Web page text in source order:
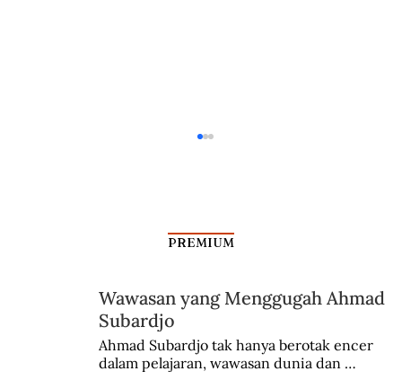
Perpisahan Sutan Sjahrir dan Angku Tan
Malaka
PREMIUM
Wawasan yang Menggugah Ahmad
Subardjo
Ahmad Subardjo tak hanya berotak encer
dalam pelajaran, wawasan dunia dan